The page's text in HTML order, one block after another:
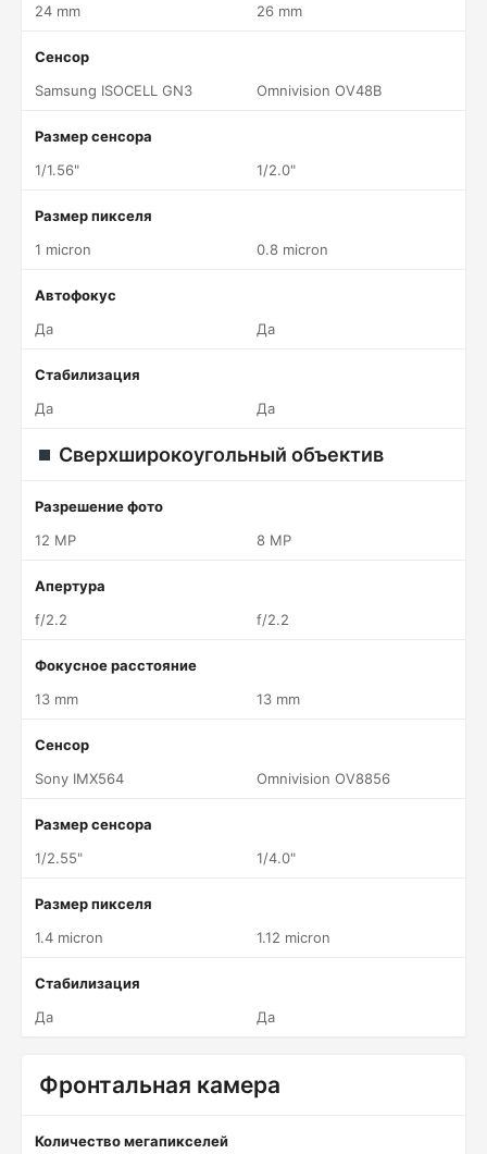
24 mm
26 mm
Сенсор
Samsung ISOCELL GN3
Omnivision OV48B
Размер сенсора
1/1.56"
1/2.0"
Размер пикселя
1 micron
0.8 micron
Автофокус
Да
Да
Стабилизация
Да
Да
Сверхширокоугольный объектив
Разрешение фото
12 MP
8 MP
Апертура
f/2.2
f/2.2
Фокусное расстояние
13 mm
13 mm
Сенсор
Sony IMX564
Omnivision OV8856
Размер сенсора
1/2.55"
1/4.0"
Размер пикселя
1.4 micron
1.12 micron
Стабилизация
Да
Да
Фронтальная камера
Количество мегапикселей